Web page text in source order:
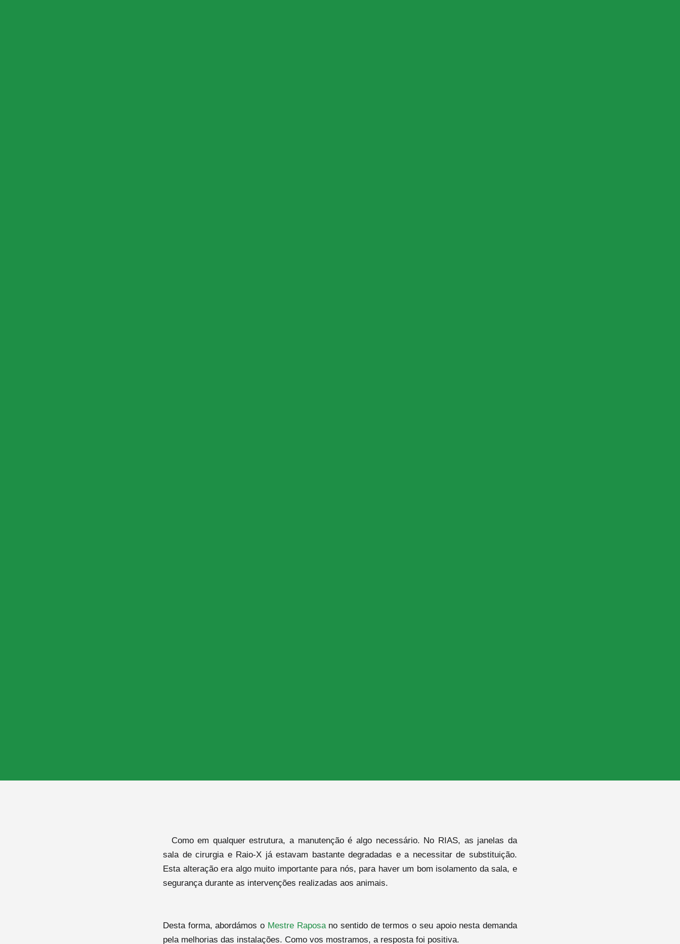
Como em qualquer estrutura, a manutenção é algo necessário. No RIAS, as janelas da
sala de cirurgia e Raio-X já estavam bastante degradadas e a necessitar de substituição.
Esta alteração era algo muito importante para nós, para haver um bom isolamento da sala, e
segurança durante as intervenções realizadas aos animais.
Desta forma, abordámos o Mestre Raposano sentido de termos o seu apoio nesta demanda
pela melhorias das instalações. Como vos mostramos, a resposta foi positiva.